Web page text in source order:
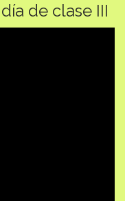
de clase III